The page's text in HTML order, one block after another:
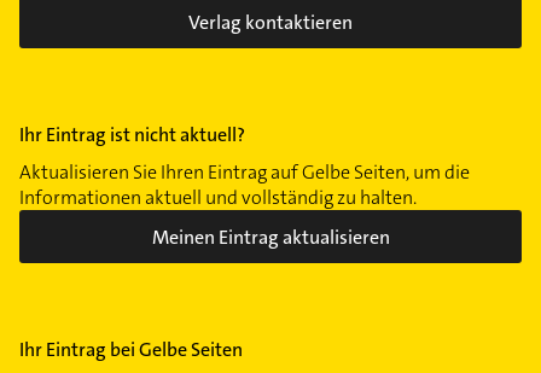
Verlag kontaktieren
Ihr Eintrag ist nicht aktuell?
Aktualisieren Sie Ihren Eintrag auf Gelbe Seiten, um die
Informationen aktuell und vollständig zu halten.
Meinen Eintrag aktualisieren
Ihr Eintrag bei Gelbe Seiten